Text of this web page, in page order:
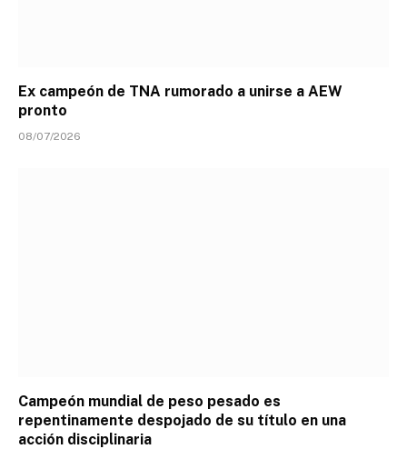
Ex campeón de TNA rumorado a unirse a AEW
pronto
08/07/2026
Campeón mundial de peso pesado es
repentinamente despojado de su título en una
acción disciplinaria